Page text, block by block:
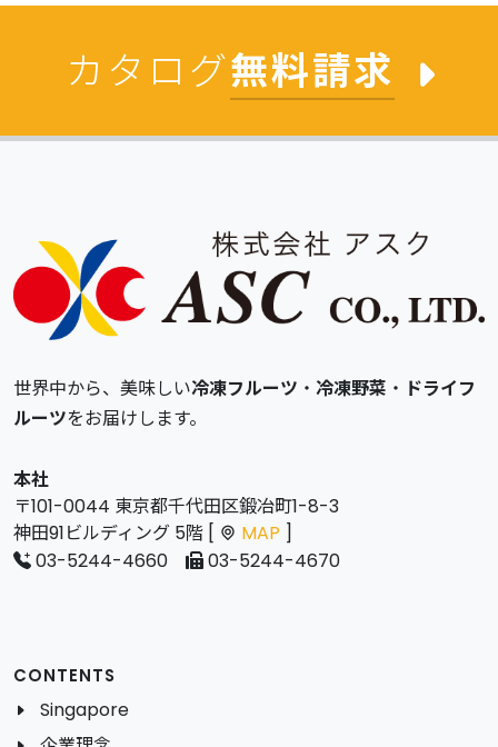
カタログ無料請求
世界中から、美味しい冷凍フルーツ ・ 冷凍野菜 ・ ドライフ
ルーツをお届けします。
本社
〒101-0044 東京都千代田区鍛冶町1-8-3
神田91ビルディング 5階 [
MAP ]
03-5244-4660
03-5244-4670
CONTENTS
Singapore